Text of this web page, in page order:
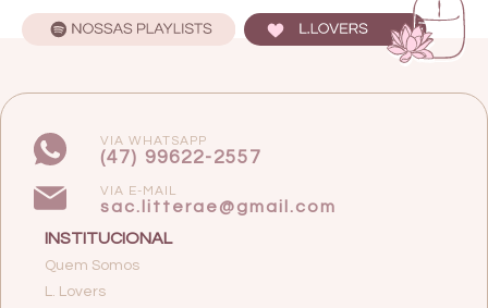
VIA WHATSAPP
(47) 99622-2557
VIA E-MAIL
sac.litterae@gmail.com
INSTITUCIONAL
Quem Somos
L. Lovers